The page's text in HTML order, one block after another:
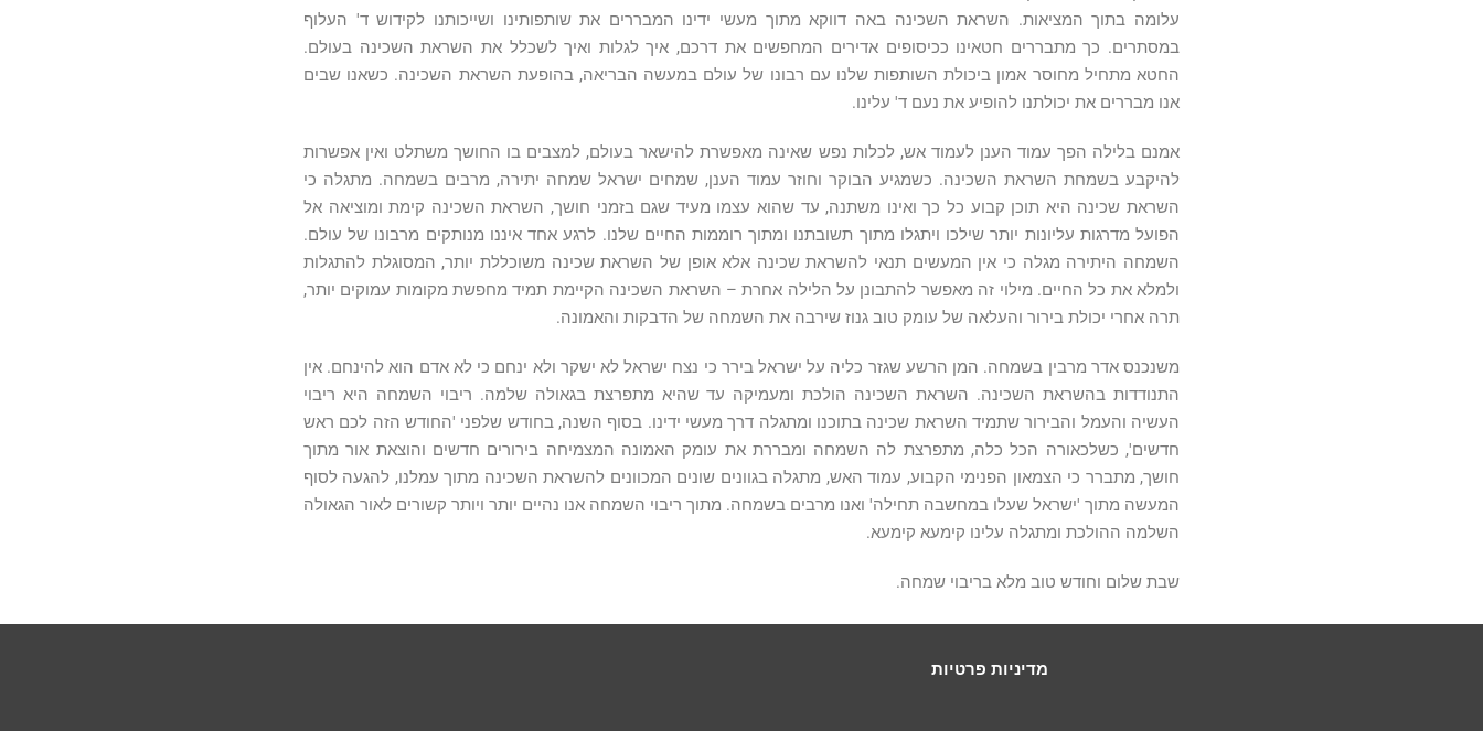
עלומה בתוך המציאות. השראת השכינה באה דווקא מתוך מעשי ידינו המבררים את שותפותינו ושייכותנו לקידוש ד' העלוף
במסתרים. כך מתבררים חטאינו ככיסופים אדירים המחפשים את דרכם, איך לגלות ואיך לשכלל את השראת השכינה בעולם.
החטא מתחיל מחוסר אמון ביכולת השותפות שלנו עם רבונו של עולם במעשה הבריאה, בהופעת השראת השכינה. כשאנו שבים
אנו מבררים את יכולתנו להופיע את נעם ד' עלינו.
אמנם בלילה הפך עמוד הענן לעמוד אש, לכלות נפש שאינה מאפשרת להישאר בעולם, למצבים בו החושך משתלט ואין אפשרות
להיקבע בשמחת השראת השכינה. כשמגיע הבוקר וחוזר עמוד הענן, שמחים ישראל שמחה יתירה, מרבים בשמחה. מתגלה כי
השראת שכינה היא תוכן קבוע כל כך ואינו משתנה, עד שהוא עצמו מעיד שגם בזמני חושך, השראת השכינה קימת ומוציאה אל
הפועל מדרגות עליונות יותר שילכו ויתגלו מתוך תשובתנו ומתוך רוממות החיים שלנו. לרגע אחד איננו מנותקים מרבונו של עולם.
השמחה היתירה מגלה כי אין המעשים תנאי להשראת שכינה אלא אופן של השראת שכינה משוכללת יותר, המסוגלת להתגלות
ולמלא את כל החיים. מילוי זה מאפשר להתבונן על הלילה אחרת – השראת השכינה הקיימת תמיד מחפשת מקומות עמוקים יותר,
תרה אחרי יכולת בירור והעלאה של עומק טוב גנוז שירבה את השמחה של הדבקות והאמונה.
משנכנס אדר מרבין בשמחה. המן הרשע שגזר כליה על ישראל בירר כי נצח ישראל לא ישקר ולא ינחם כי לא אדם הוא להינחם. אין
התנודדות בהשראת השכינה. השראת השכינה הולכת ומעמיקה עד שהיא מתפרצת בגאולה שלמה. ריבוי השמחה היא ריבוי
העשיה והעמל והבירור שתמיד השראת שכינה בתוכנו ומתגלה דרך מעשי ידינו. בסוף השנה, בחודש שלפני 'החודש הזה לכם ראש
חדשים', כשלכאורה הכל כלה, מתפרצת לה השמחה ומבררת את עומק האמונה המצמיחה בירורים חדשים והוצאת אור מתוך
חושך, מתברר כי הצמאון הפנימי הקבוע, עמוד האש, מתגלה בגוונים שונים המכוונים להשראת השכינה מתוך עמלנו, להגעה לסוף
המעשה מתוך 'ישראל שעלו במחשבה תחילה' ואנו מרבים בשמחה. מתוך ריבוי השמחה אנו נהיים יותר ויותר קשורים לאור הגאולה
השלמה ההולכת ומתגלה עלינו קימעא קימעא.
שבת שלום וחודש טוב מלא בריבוי שמחה.
מדיניות פרטיות